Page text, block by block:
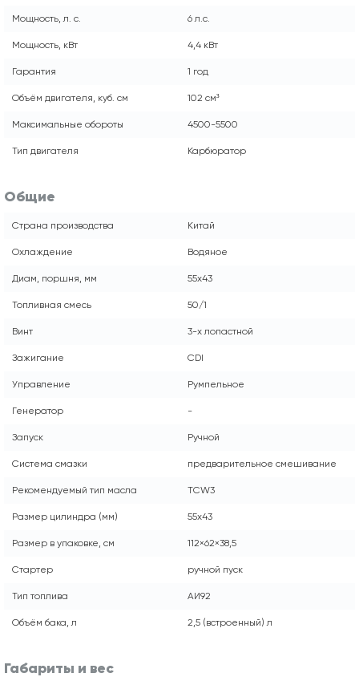
Мощность, л. с. 6 л.с.
Мощность, кВт 4,4 кВт
Гарантия 1 год
Объём двигателя, куб. см 102 см³
Максимальные обороты 4500-5500
Тип двигателя Карбюратор
Общие
Страна производства Китай
Охлаждение Водяное
Диам, поршня, мм 55x43
Топливная смесь 50/1
Винт 3-х лопастной
Зажигание CDI
Управление Румпельное
Генератор -
Запуск Ручной
Система смазки предварительное смешивание
Рекомендуемый тип масла TСW3
Размер цилиндра (мм) 55х43
Размер в упаковке, см 112×62×38,5
Стартер ручной пуск
Тип топлива АИ92
Объём бака, л 2,5 (встроенный) л
Габариты и вес